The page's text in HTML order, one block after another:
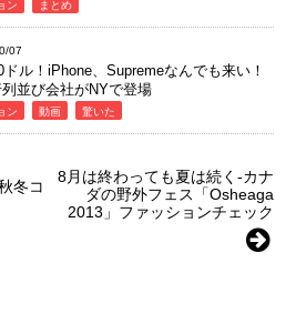
ン まとめ
07
ドル！iPhone、Supremeなんでも来い！
並び会社がNYで登場
ン 動画 驚いた
8月は終わっても夏は続く-カナ
ダの野外フェス「Osheaga
2013」ファッションチェック
冬コ